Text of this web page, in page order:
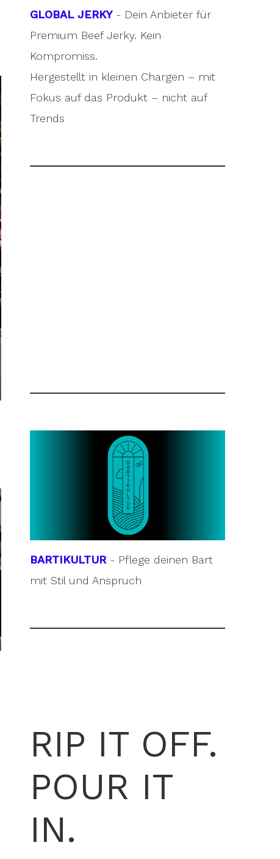
GLOBAL JERKY- Dein Anbieter für
Premium Beef Jerky. Kein
Kompromiss.
Hergestellt in kleinen Chargen – mit
Fokus auf das Produkt – nicht auf
Trends
BARTIKULTUR- Pflege deinen Bart
mit Stil und Anspruch
RIP IT OFF.
POUR IT
IN.